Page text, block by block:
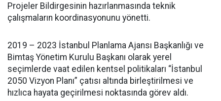
Projeler Bildirgesinin hazırlanmasında teknik
çalışmaların koordinasyonunu yönetti.
2019 – 2023 İstanbul Planlama Ajansı Başkanlığı ve
Bimtaş Yönetim Kurulu Başkanı olarak yerel
seçimlerde vaat edilen kentsel politikaları “İstanbul
2050 Vizyon Planı” çatısı altında birleştirilmesi ve
hızlıca hayata geçirilmesi noktasında görev aldı.